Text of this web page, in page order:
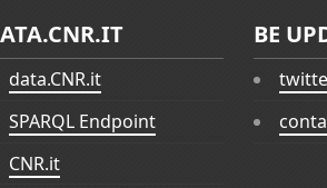
data.CNR.it
SPARQL Endpoint
CNR.it
BE